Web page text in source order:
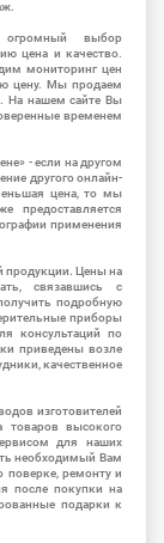
огромный выбор
цена и качество.
мониторинг цен
цену. Мы продаем
На нашем сайте Вы
временем
- если на другом
другого онлайн-
цена, то мы
предоставляется
применения
продукции. Цены на
связавшись с
подробную
приборы
консультаций по
приведены возле
качественное
изготовителей
товаров высокого
для наших
необходимый Вам
поверке, ремонту и
после покупки на
подарки к